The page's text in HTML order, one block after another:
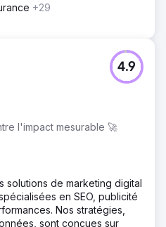
+29
l'impact mesurable 🚀
4.9
solutions de marketing digital
en SEO, publicité
Nos stratégies,
sont conçues sur